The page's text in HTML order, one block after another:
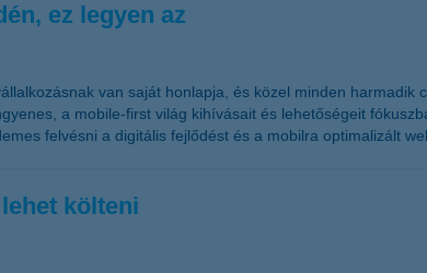
ez legyen az
van saját honlapja, és közel minden
a mobile-first világ kihívásait és lehetőségeit
felvésni a digitális fejlődést és a mobilra optimalizált
költeni